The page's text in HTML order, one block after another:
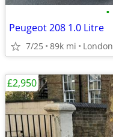
•
Peugeot 208 1.0 Litre
7/25 89k mi London
£2,950